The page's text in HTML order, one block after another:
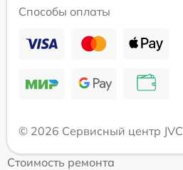
Способы оплаты
© 2026 Сервисный центр JVC
Стоимость ремонта